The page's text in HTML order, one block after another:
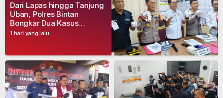
1 hari yang lalu
Dari Lapas hingga Tanjung
Uban, Polres Bintan
Bongkar Dua Kasus
Narkoba, Empat Tersangka